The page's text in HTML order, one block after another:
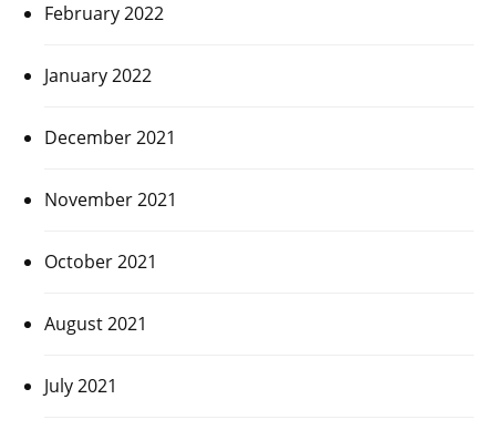
February 2022
January 2022
December 2021
November 2021
October 2021
August 2021
July 2021